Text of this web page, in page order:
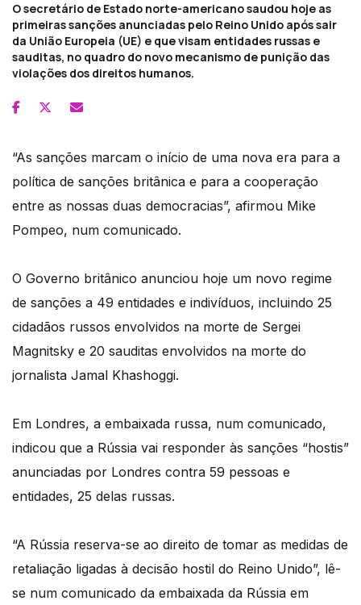
O secretário de Estado norte-americano saudou hoje as
primeiras sanções anunciadas pelo Reino Unido após sair
da União Europeia (UE) e que visam entidades russas e
sauditas, no quadro do novo mecanismo de punição das
violações dos direitos humanos.
“As sanções marcam o início de uma nova era para a
política de sanções britânica e para a cooperação
entre as nossas duas democracias”, afirmou Mike
Pompeo, num comunicado.
O Governo britânico anunciou hoje um novo regime
de sanções a 49 entidades e indivíduos, incluindo 25
cidadãos russos envolvidos na morte de Sergei
Magnitsky e 20 sauditas envolvidos na morte do
jornalista Jamal Khashoggi.
Em Londres, a embaixada russa, num comunicado,
indicou que a Rússia vai responder às sanções “hostis”
anunciadas por Londres contra 59 pessoas e
entidades, 25 delas russas.
“A Rússia reserva-se ao direito de tomar as medidas de
retaliação ligadas à decisão hostil do Reino Unido”, lê-
se num comunicado da embaixada da Rússia em